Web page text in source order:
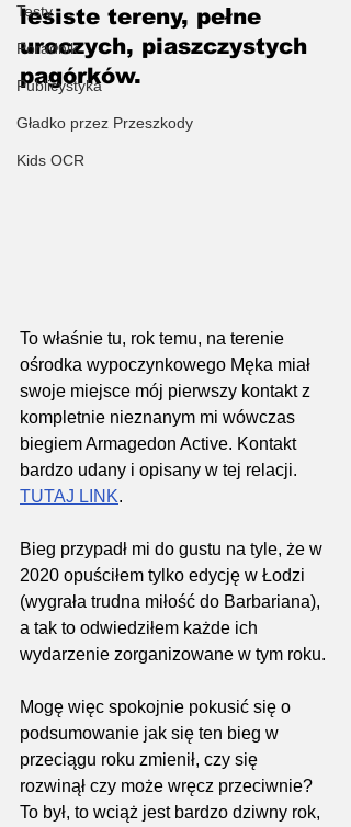
Testy
Poradnik
Publicystyka
Gładko przez Przeszkody
Kids OCR
lesiste tereny, pełne
uroczych, piaszczystych
pagórków.
To właśnie tu, rok temu, na terenie
ośrodka wypoczynkowego Męka miał
swoje miejsce mój pierwszy kontakt z
kompletnie nieznanym mi wówczas
biegiem Armagedon Active. Kontakt
bardzo udany i opisany w tej relacji.
TUTAJ LINK.
Bieg przypadł mi do gustu na tyle, że w
2020 opuściłem tylko edycję w Łodzi
(wygrała trudna miłość do Barbariana),
a tak to odwiedziłem każde ich
wydarzenie zorganizowane w tym roku.
Mogę więc spokojnie pokusić się o
podsumowanie jak się ten bieg w
przeciągu roku zmienił, czy się
rozwinął czy może wręcz przeciwnie?
To był, to wciąż jest bardzo dziwny rok,